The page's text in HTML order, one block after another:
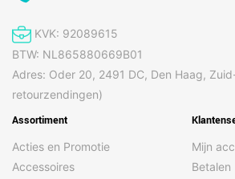
KVK: 92089615
BTW: NL865880669B01
Adres: Oder 20, 2491 DC, Den Haag,
retourzendingen)
Assortiment
Acties en Promotie
Accessoires
Mijn
Betalen